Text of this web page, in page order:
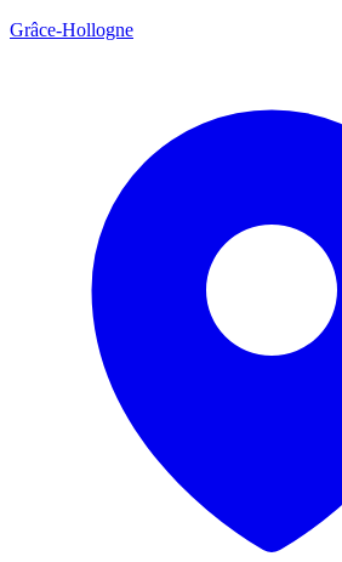
Grâce-Hollogne